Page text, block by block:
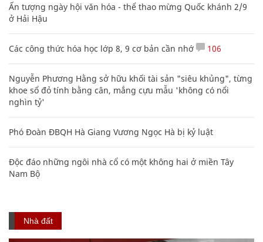
Ấn tượng ngày hội văn hóa - thể thao mừng Quốc khánh 2/9
ở Hải Hậu
Các công thức hóa học lớp 8, 9 cơ bản cần nhớ 106
Nguyễn Phương Hằng sở hữu khối tài sản "siêu khủng", từng
khoe sổ đỏ tính bằng cân, mắng cựu mẫu 'không có nổi
nghìn tỷ'
Phó Đoàn ĐBQH Hà Giang Vương Ngọc Hà bị kỷ luật
Độc đáo những ngôi nhà cổ có một không hai ở miền Tây
Nam Bộ
Nhà đất